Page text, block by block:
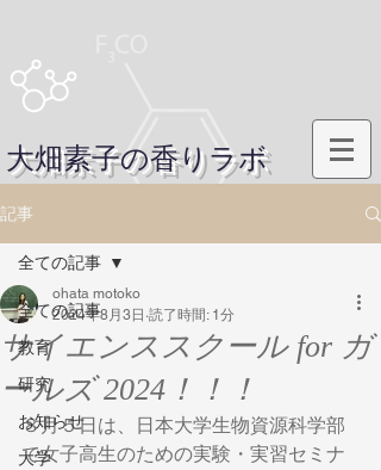
大畑素子の香りラボ
記事
全ての記事
教育
研究
お知らせ
大学
全ての記事
サイエンススクール for ガ
ールズ 2024！！！
ohata motoko
2024年8月3日 読了時間: 1分
８月５日は、日本大学生物資源科学部
で女子高生のための実験・実習セミナ